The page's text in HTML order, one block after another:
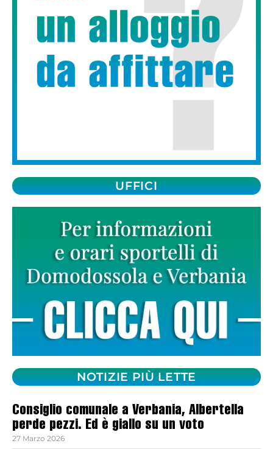
UFFICI
NOTIZIE PIÙ LETTE
Consiglio comunale a Verbania, Albertella
perde pezzi. Ed è giallo su un voto
27 Marzo 2026